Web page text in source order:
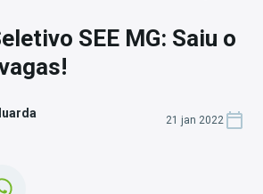
SEE MG: Saiu o
21 jan 2022